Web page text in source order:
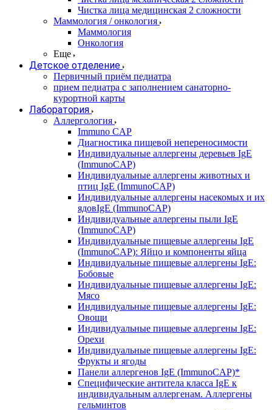
Чистка лица медицинская 2 сложности
Маммология / онкология
Маммология
Онкология
Еще
Детское отделение
Первичный приём педиатра
прием педиатра с заполнением санаторно-
курортной карты
Лаборатория
Аллергология
Immuno CAP
Диагностика пищевой непереносимости
Индивидуальные аллергены деревьев IgE
(ImmunoCAP)
Индивидуальные аллергены животных и
птиц IgE (ImmunoCAP)
Индивидуальные аллергены насекомых и их
ядовIgE (ImmunoCAP)
Индивидуальные аллергены пыли IgE
(ImmunoCAP)
Индивидуальные пищевые аллергены IgE
(ImmunoCAP): Яйцо и компоненты яйца
Индивидуальные пищевые аллергены IgE:
Бобовые
Индивидуальные пищевые аллергены IgE:
Мясо
Индивидуальные пищевые аллергены IgE:
Овощи
Индивидуальные пищевые аллергены IgE:
Орехи
Индивидуальные пищевые аллергены IgE:
Фрукты и ягоды
Панели аллергенов IgE (ImmunoCAP)*
Специфические антитела класса IgE к
индивидуальным аллергенам. Аллергены
гельминтов